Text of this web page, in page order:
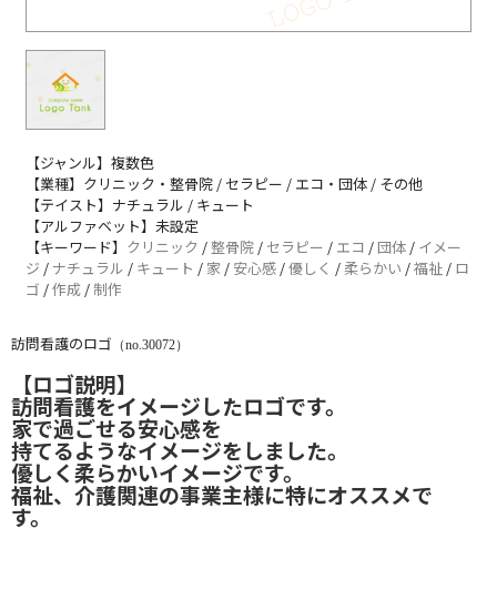
【ジャンル】複数色
【業種】クリニック・整骨院 / セラピー / エコ・団体 / その他
【テイスト】ナチュラル / キュート
【アルファベット】未設定
【キーワード】 クリニック /整骨院 / セラピー / エコ /団体 / イメー
ジ / ナチュラル / キュート / 家 / 安心感 /優しく /柔らかい /福祉 / ロ
ゴ /作成 / 制作
訪問看護のロゴ （no.30072）
【ロゴ説明】
訪問看護をイメージしたロゴです。
家で過ごせる安心感を
持てるようなイメージをしました。
優しく柔らかいイメージです。
福祉、介護関連の事業主様に特にオススメで
す。